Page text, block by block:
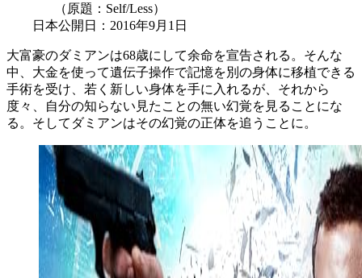
（原題：Self/Less）
日本公開日：2016年9月1日
大富豪のダミアンは68歳にして余命を宣告される。そんな
中、大金を使って遺伝子操作で記憶を別の身体に移植できる
手術を受け、若く新しい身体を手に入れるが、それから
度々、自分の知らない見たことの無い幻覚を見ることにな
る。そしてダミアンはその幻覚の正体を追うことに。